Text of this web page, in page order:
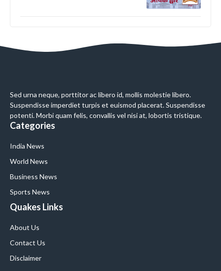
Sed urna neque, porttitor ac libero id, mollis molestie libero.
Suspendisse imperdiet turpis et euismod placerat. Suspendisse
potenti. Morbi quam felis, convallis vel nisi at, lobortis tristique.
Categories
India News
World News
Business News
Sports News
Quakes Links
About Us
Contact Us
Disclaimer